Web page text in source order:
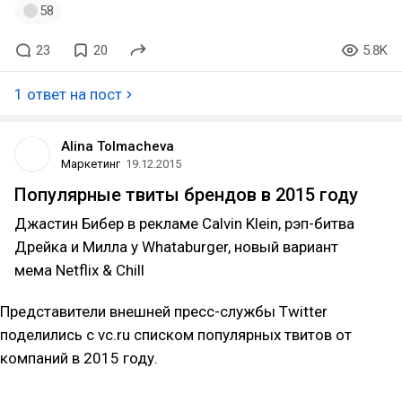
58
23 20 5.8K
1 ответ на пост
Alina Tolmacheva
Маркетинг 19.12.2015
Популярные твиты брендов в 2015 году
Джастин Бибер в рекламе Calvin Klein, рэп-битва
Дрейка и Милла у Whataburger, новый вариант
мема Netflix & Сhill
Представители внешней пресс-службы Twitter
поделились с vc.ru списком популярных твитов от
компаний в 2015 году.